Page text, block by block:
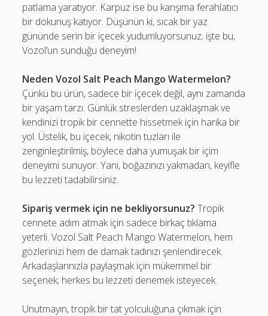
patlama yaratıyor. Karpuz ise bu karışıma ferahlatıcı
bir dokunuş katıyor. Düşünün ki, sıcak bir yaz
gününde serin bir içecek yudumluyorsunuz; işte bu,
Vozol’un sunduğu deneyim!
Neden Vozol Salt Peach Mango Watermelon?
Çünkü bu ürün, sadece bir içecek değil, aynı zamanda
bir yaşam tarzı. Günlük streslerden uzaklaşmak ve
kendinizi tropik bir cennette hissetmek için harika bir
yol. Üstelik, bu içecek, nikotin tuzları ile
zenginleştirilmiş, böylece daha yumuşak bir içim
deneyimi sunuyor. Yani, boğazınızı yakmadan, keyifle
bu lezzeti tadabilirsiniz.
Sipariş vermek için ne bekliyorsunuz? Tropik
cennete adım atmak için sadece birkaç tıklama
yeterli. Vozol Salt Peach Mango Watermelon, hem
gözlerinizi hem de damak tadınızı şenlendirecek.
Arkadaşlarınızla paylaşmak için mükemmel bir
seçenek; herkes bu lezzeti denemek isteyecek.
Unutmayın, tropik bir tat yolculuğuna çıkmak için